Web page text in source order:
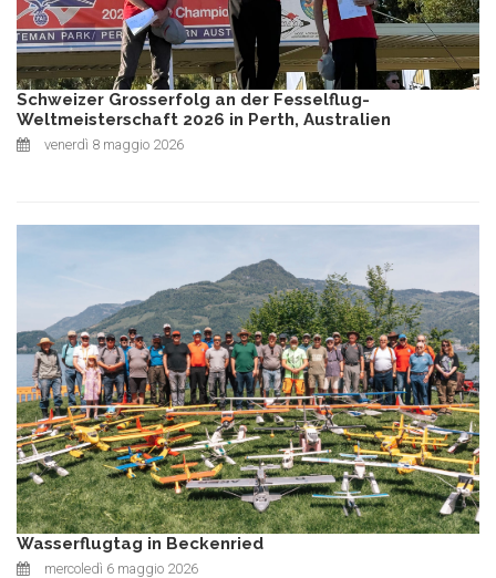
Schweizer Grosserfolg an der Fesselflug-
Weltmeisterschaft 2026 in Perth, Australien
venerdì 8 maggio 2026
Wasserflugtag in Beckenried
mercoledì 6 maggio 2026